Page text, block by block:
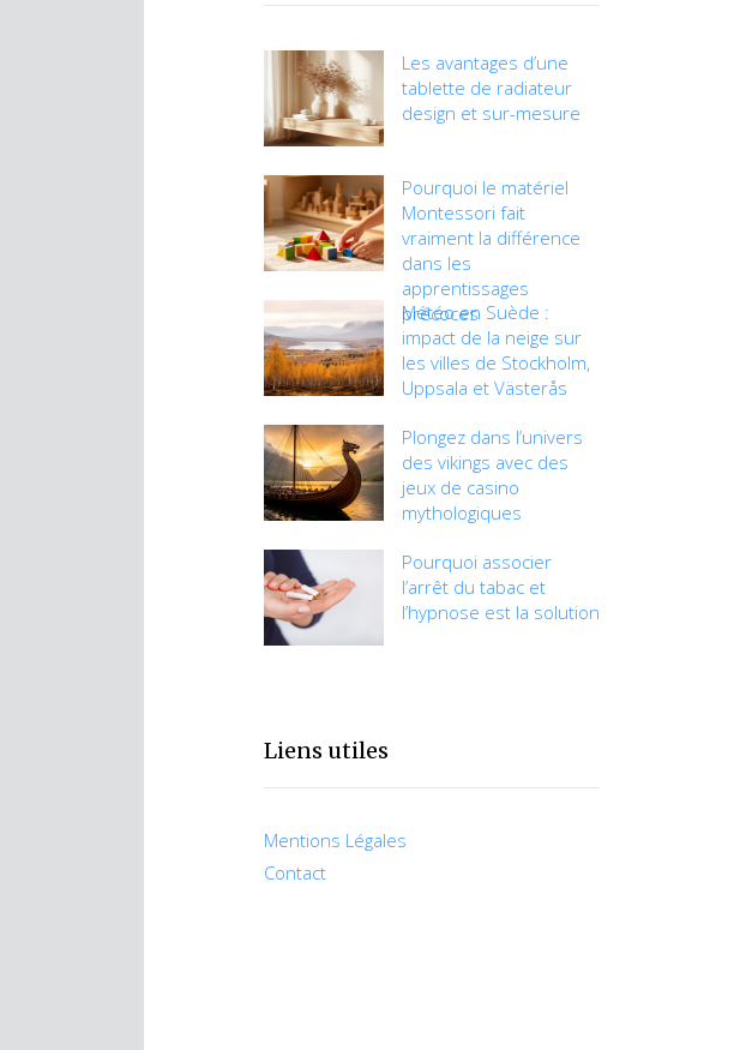
Les avantages d’une
tablette de radiateur
design et sur-mesure
Pourquoi le matériel
Montessori fait
vraiment la différence
dans les
apprentissages
précoces
Météo en Suède :
impact de la neige sur
les villes de Stockholm,
Uppsala et Västerås
Plongez dans l’univers
des vikings avec des
jeux de casino
mythologiques
Pourquoi associer
l’arrêt du tabac et
l’hypnose est la solution
Liens utiles
Mentions Légales
Contact